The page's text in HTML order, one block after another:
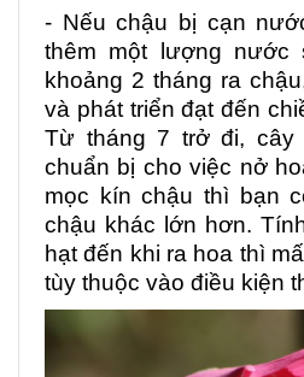
- Nếu chậu bị cạn
thêm một lượng nước
khoảng 2 tháng ra
và phát triển đạt đến
Từ tháng 7 trở đi,
chuẩn bị cho việc nở
mọc kín chậu thì bạn
chậu khác lớn hơn.
hạt đến khi ra hoa thì
tùy thuộc vào điều kiện